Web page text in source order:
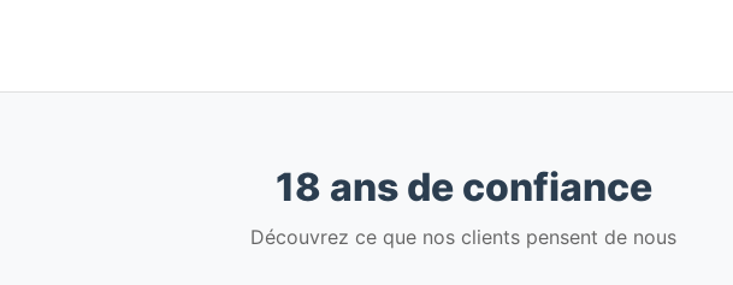
18 ans de confiance
Découvrez ce que nos clients pensent de nous